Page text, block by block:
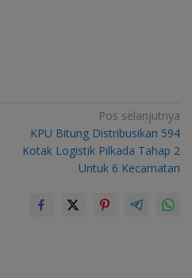
Pos selanjutnya
KPU Bitung Distribusikan 594
Kotak Logistik Pilkada Tahap 2
Untuk 6 Kecamatan